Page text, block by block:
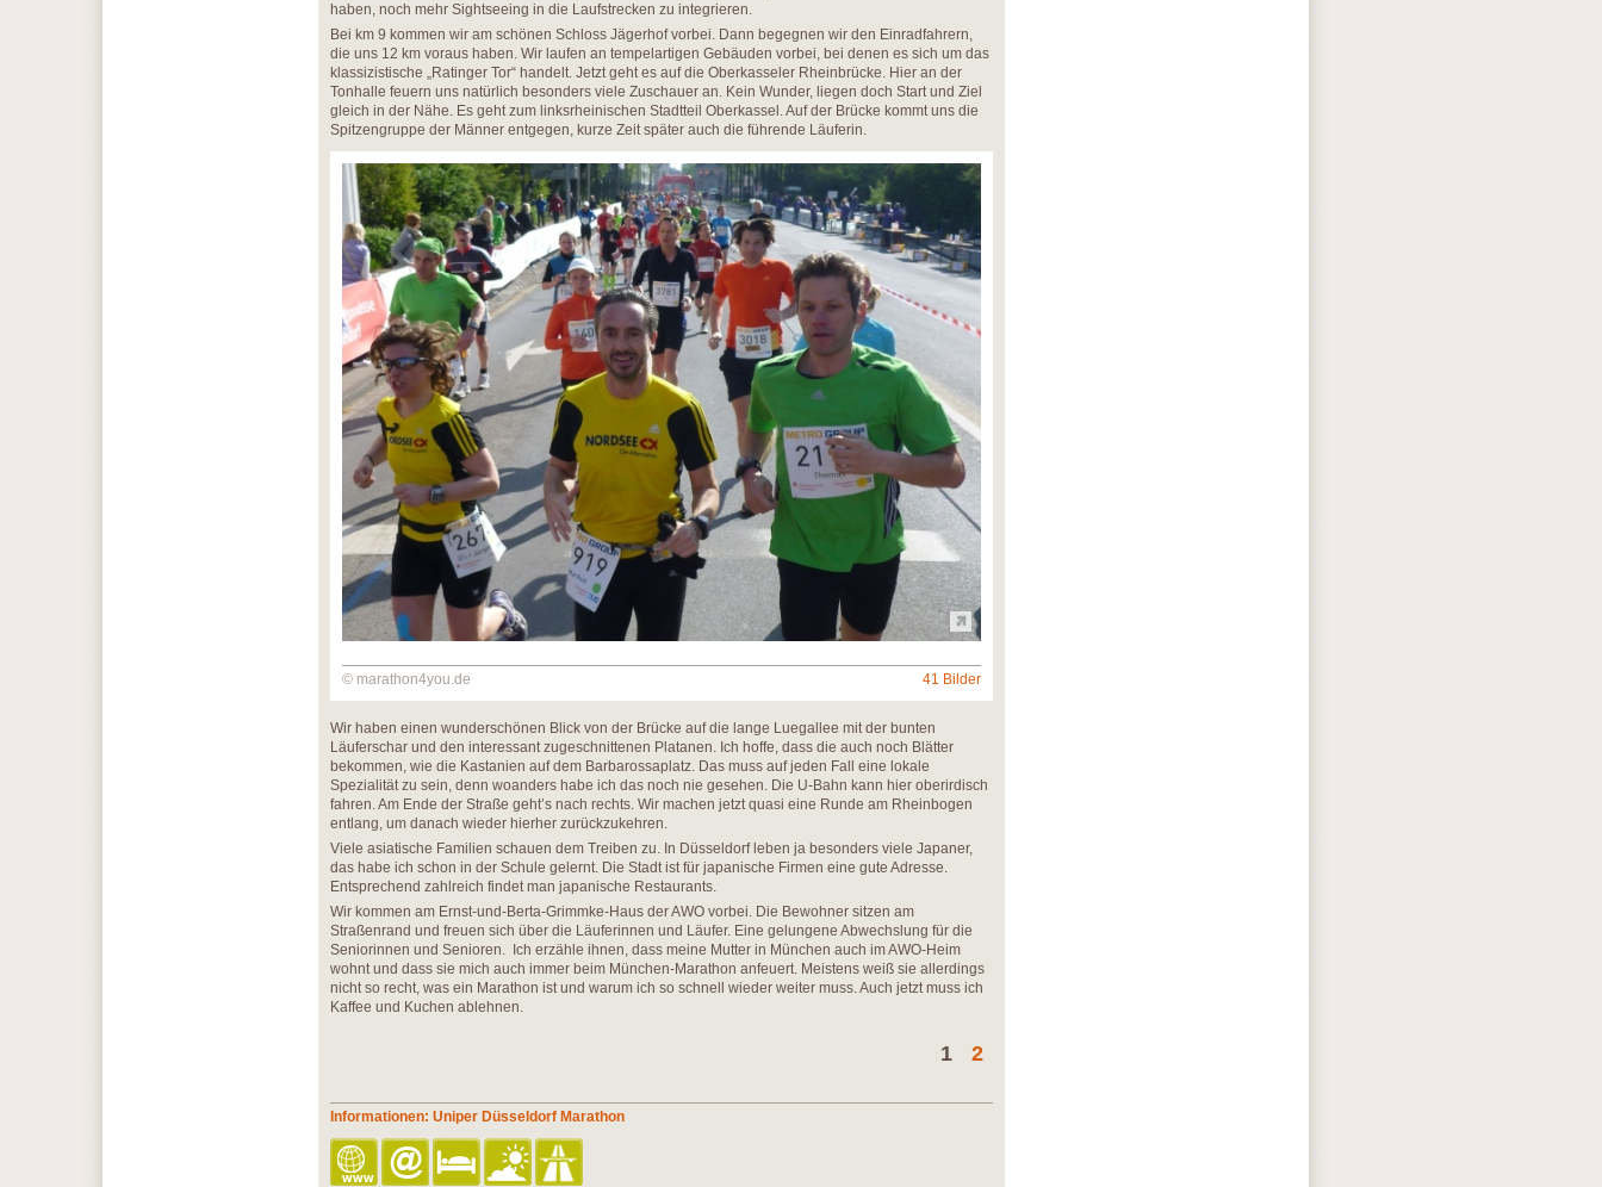
haben, noch mehr Sightseeing in die Laufstrecken zu integrieren.
Bei km 9 kommen wir am schönen Schloss Jägerhof vorbei. Dann begegnen wir den Einradfahrern,
die uns 12 km voraus haben. Wir laufen an tempelartigen Gebäuden vorbei, bei denen es sich um das
klassizistische „Ratinger Tor“ handelt. Jetzt geht es auf die Oberkasseler Rheinbrücke. Hier an der
Tonhalle feuern uns natürlich besonders viele Zuschauer an. Kein Wunder, liegen doch Start und Ziel
gleich in der Nähe. Es geht zum linksrheinischen Stadtteil Oberkassel. Auf der Brücke kommt uns die
Spitzengruppe der Männer entgegen, kurze Zeit später auch die führende Läuferin.
© marathon4you.de 41 Bilder
Wir haben einen wunderschönen Blick von der Brücke auf die lange Luegallee mit der bunten
Läuferschar und den interessant zugeschnittenen Platanen. Ich hoffe, dass die auch noch Blätter
bekommen, wie die Kastanien auf dem Barbarossaplatz. Das muss auf jeden Fall eine lokale
Spezialität zu sein, denn woanders habe ich das noch nie gesehen. Die U-Bahn kann hier oberirdisch
fahren. Am Ende der Straße geht’s nach rechts. Wir machen jetzt quasi eine Runde am Rheinbogen
entlang, um danach wieder hierher zurückzukehren.
Viele asiatische Familien schauen dem Treiben zu. In Düsseldorf leben ja besonders viele Japaner,
das habe ich schon in der Schule gelernt. Die Stadt ist für japanische Firmen eine gute Adresse.
Entsprechend zahlreich findet man japanische Restaurants.
Wir kommen am Ernst-und-Berta-Grimmke-Haus der AWO vorbei. Die Bewohner sitzen am
Straßenrand und freuen sich über die Läuferinnen und Läufer. Eine gelungene Abwechslung für die
Seniorinnen und Senioren. Ich erzähle ihnen, dass meine Mutter in München auch im AWO-Heim
wohnt und dass sie mich auch immer beim München-Marathon anfeuert. Meistens weiß sie allerdings
nicht so recht, was ein Marathon ist und warum ich so schnell wieder weiter muss. Auch jetzt muss ich
Kaffee und Kuchen ablehnen.
1 2
Informationen: Uniper Düsseldorf Marathon